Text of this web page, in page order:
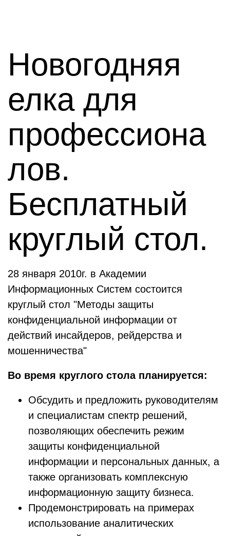
Новогодняя
елка для
профессиона
лов.
Бесплатный
круглый стол.
28 января 2010г. в Академии
Информационных Систем состоится
круглый стол "Методы защиты
конфиденциальной информации от
действий инсайдеров, рейдерства и
мошенничества"
Во время круглого стола планируется:
Обсудить и предложить руководителям
и специалистам спектр решений,
позволяющих обеспечить режим
защиты конфиденциальной
информации и персональных данных, а
также организовать комплексную
информационную защиту бизнеса.
Продемонстрировать на примерах
использование аналитических